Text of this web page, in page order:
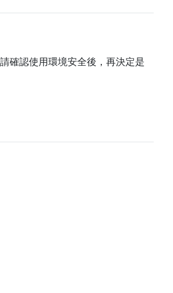
確認使用環境安全後，再決定是